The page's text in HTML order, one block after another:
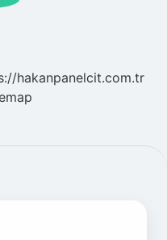
hakanpanelcit.com.tr